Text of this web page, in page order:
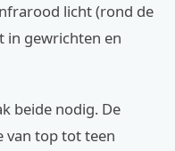
licht (rond de
in gewrichten en
beide nodig. De
van top tot teen